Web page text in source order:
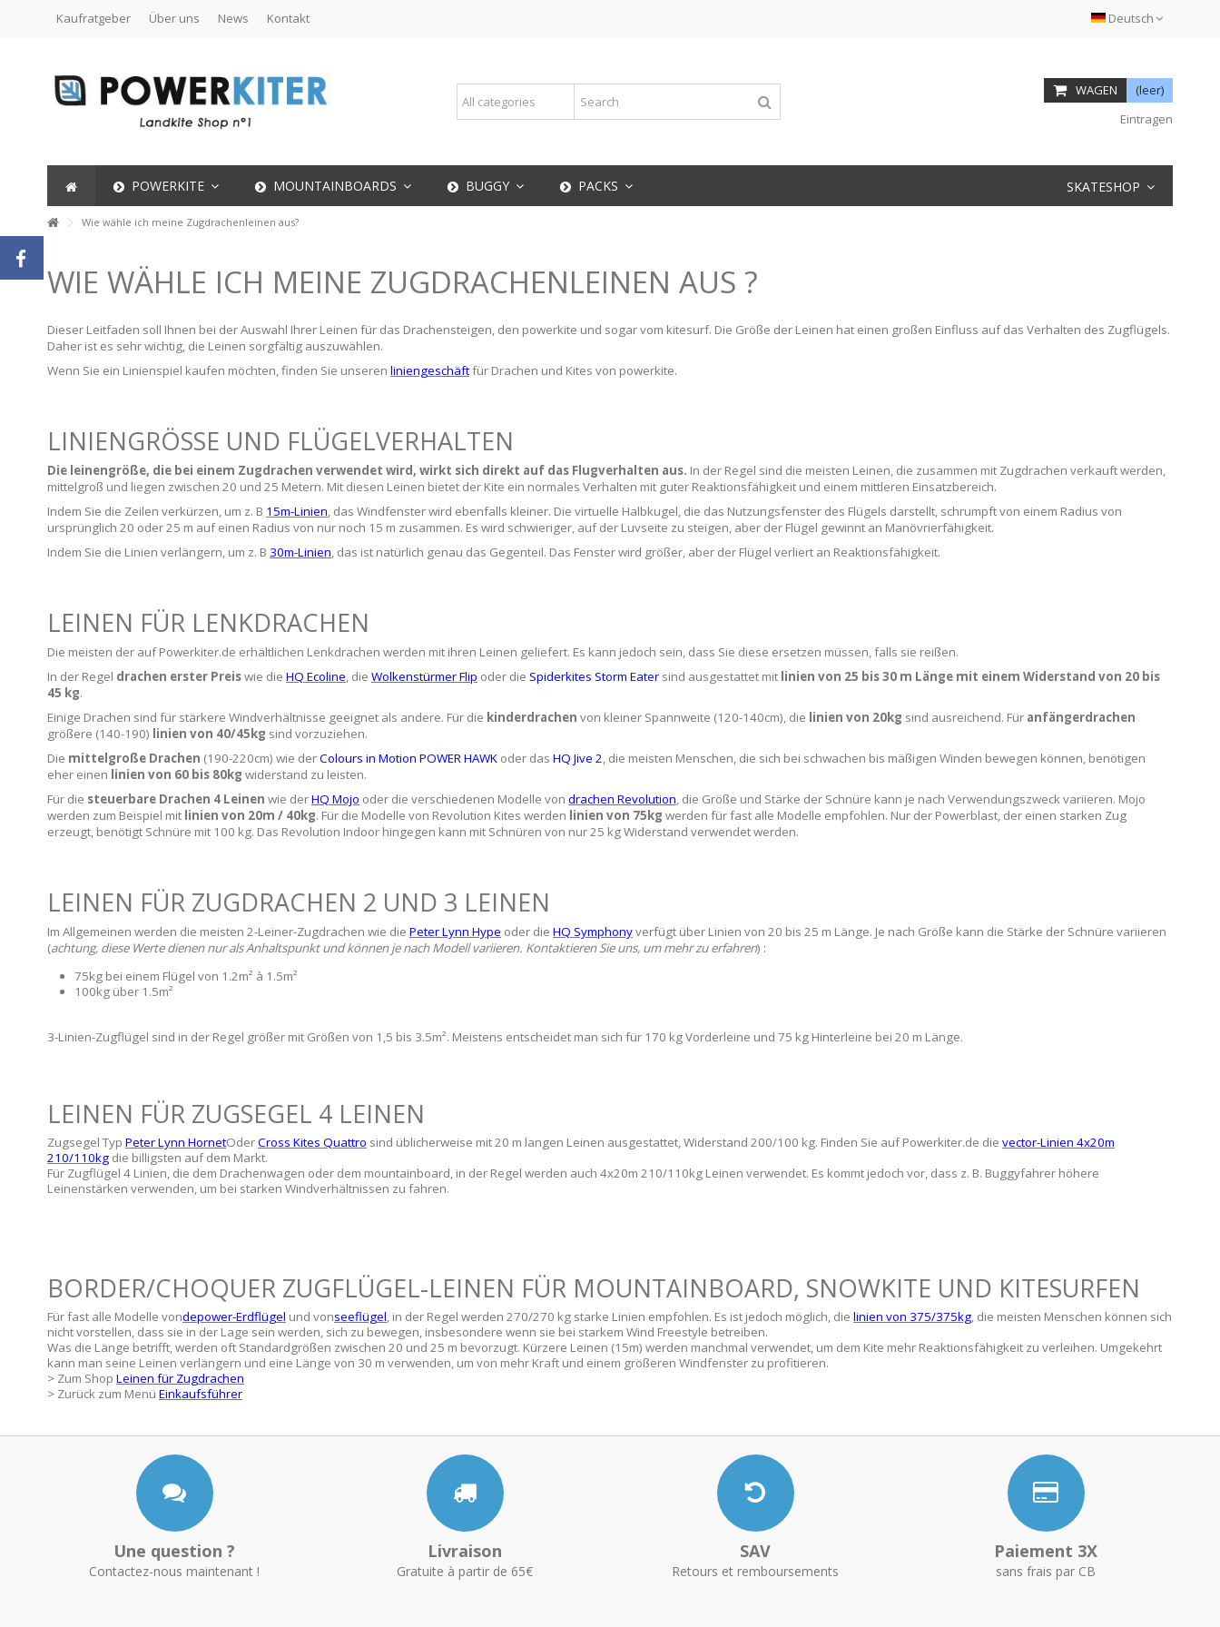
Deutsch
Kaufratgeber Über uns News Kontakt
WAGEN
(leer)
Eintragen
POWERKITE MOUNTAINBOARDS BUGGY PACKS SKATESHOP
Wie wähle ich meine Zugdrachenleinen aus?
WIE WÄHLE ICH MEINE ZUGDRACHENLEINEN AUS ?
Dieser Leitfaden soll Ihnen bei der Auswahl Ihrer Leinen für das Drachensteigen, den powerkite und sogar vom kitesurf. Die Größe der Leinen hat einen großen Einfluss auf das Verhalten des Zugflügels.
Daher ist es sehr wichtig, die Leinen sorgfältig auszuwählen.
Wenn Sie ein Linienspiel kaufen möchten, finden Sie unseren liniengeschäftfür Drachen und Kites von powerkite.
LINIENGRÖSSE UND FLÜGELVERHALTEN
Die leinengröße, die bei einem Zugdrachen verwendet wird, wirkt sich direkt auf das Flugverhalten aus. In der Regel sind die meisten Leinen, die zusammen mit Zugdrachen verkauft werden,
mittelgroß und liegen zwischen 20 und 25 Metern. Mit diesen Leinen bietet der Kite ein normales Verhalten mit guter Reaktionsfähigkeit und einem mittleren Einsatzbereich.
Indem Sie die Zeilen verkürzen, um z. B 15m-Linien, das Windfenster wird ebenfalls kleiner. Die virtuelle Halbkugel, die das Nutzungsfenster des Flügels darstellt, schrumpft von einem Radius von
ursprünglich 20 oder 25 m auf einen Radius von nur noch 15 m zusammen. Es wird schwieriger, auf der Luvseite zu steigen, aber der Flügel gewinnt an Manövrierfähigkeit.
Indem Sie die Linien verlängern, um z. B 30m-Linien, das ist natürlich genau das Gegenteil. Das Fenster wird größer, aber der Flügel verliert an Reaktionsfähigkeit.
LEINEN FÜR LENKDRACHEN
Die meisten der auf Powerkiter.de erhältlichen Lenkdrachen werden mit ihren Leinen geliefert. Es kann jedoch sein, dass Sie diese ersetzen müssen, falls sie reißen.
In der Regel drachen erster Preiswie die HQ Ecoline, die Wolkenstürmer Flip oder die Spiderkites Storm Eater sind ausgestattet mit linien von 25 bis 30 m Länge mit einem Widerstand von 20 bis
45 kg.
Einige Drachen sind für stärkere Windverhältnisse geeignet als andere. Für die kinderdrachen von kleiner Spannweite (120-140cm), die linien von 20kg sind ausreichend. Für anfängerdrachen
größere (140-190) linien von 40/45kg sind vorzuziehen.
Die mittelgroße Drachen (190-220cm) wie derColours in Motion POWER HAWK oder das HQ Jive 2, die meisten Menschen, die sich bei schwachen bis mäßigen Winden bewegen können, benötigen
eher einen linien von 60 bis 80kg widerstand zu leisten.
Für die steuerbare Drachen 4 Leinen wie derHQ Mojo oder die verschiedenen Modelle von drachen Revolution, die Größe und Stärke der Schnüre kann je nach Verwendungszweck variieren. Mojo
werden zum Beispiel mit linien von 20m / 40kg. Für die Modelle von Revolution Kites werden linien von 75kg werden für fast alle Modelle empfohlen. Nur der Powerblast, der einen starken Zug
erzeugt, benötigt Schnüre mit 100 kg. Das Revolution Indoor hingegen kann mit Schnüren von nur 25 kg Widerstand verwendet werden.
LEINEN FÜR ZUGDRACHEN 2 UND 3 LEINEN
Im Allgemeinen werden die meisten 2-Leiner-Zugdrachen wie die Peter Lynn Hype oder die HQ Symphonyverfügt über Linien von 20 bis 25 m Länge. Je nach Größe kann die Stärke der Schnüre variieren
(achtung, diese Werte dienen nur als Anhaltspunkt und können je nach Modell variieren. Kontaktieren Sie uns, um mehr zu erfahren) :
75kg bei einem Flügel von 1.2m² à 1.5m²
100kg über 1.5m²
3-Linien-Zugflügel sind in der Regel größer mit Größen von 1,5 bis 3.5m². Meistens entscheidet man sich für 170 kg Vorderleine und 75 kg Hinterleine bei 20 m Länge.
LEINEN FÜR ZUGSEGEL 4 LEINEN
Zugsegel Typ Peter Lynn HornetOderCross Kites Quattro sind üblicherweise mit 20 m langen Leinen ausgestattet, Widerstand 200/100 kg. Finden Sie auf Powerkiter.de die vector-Linien 4x20m
210/110kg die billigsten auf dem Markt.
Für Zugflügel 4 Linien, die dem Drachenwagen oder dem mountainboard, in der Regel werden auch 4x20m 210/110kg Leinen verwendet. Es kommt jedoch vor, dass z. B. Buggyfahrer höhere
Leinenstärken verwenden, um bei starken Windverhältnissen zu fahren.
BORDER/CHOQUER ZUGFLÜGEL-LEINEN FÜR MOUNTAINBOARD, SNOWKITE UND KITESURFEN
Für fast alle Modelle vondepower-Erdflügel und vonseeflügel, in der Regel werden 270/270 kg starke Linien empfohlen. Es ist jedoch möglich, die linien von 375/375kg, die meisten Menschen können sich
nicht vorstellen, dass sie in der Lage sein werden, sich zu bewegen, insbesondere wenn sie bei starkem Wind Freestyle betreiben.
Was die Länge betrifft, werden oft Standardgrößen zwischen 20 und 25 m bevorzugt. Kürzere Leinen (15m) werden manchmal verwendet, um dem Kite mehr Reaktionsfähigkeit zu verleihen. Umgekehrt
kann man seine Leinen verlängern und eine Länge von 30 m verwenden, um von mehr Kraft und einem größeren Windfenster zu profitieren.
> Zum Shop Leinen für Zugdrachen
> Zurück zum Menü Einkaufsführer
Une question ?
Contactez-nous maintenant !
Livraison
Gratuite à partir de 65€
SAV
Retours et remboursements
Paiement 3X
sans frais par CB